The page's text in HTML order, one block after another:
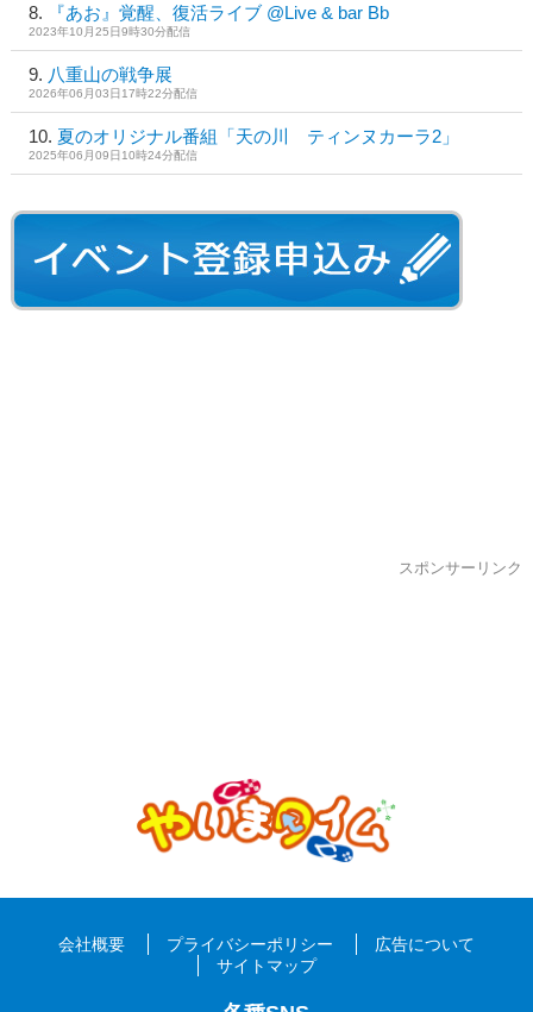
『あお』覚醒、復活ライブ @Live & bar Bb
2023年10月25日9時30分配信
八重山の戦争展
2026年06月03日17時22分配信
夏のオリジナル番組「天の川 ティンヌカーラ2」
2025年06月09日10時24分配信
スポンサーリンク
会社概要 プライバシーポリシー
広告について
サイトマップ